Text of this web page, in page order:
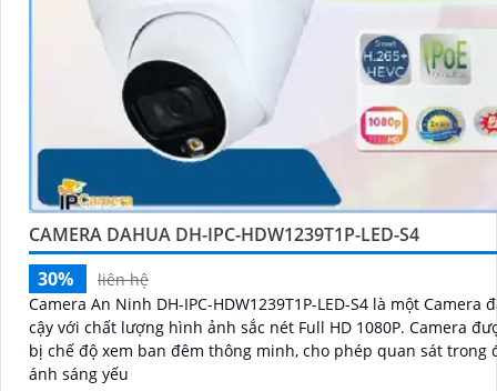
CAMERA DAHUA DH-IPC-HDW1239T1P-LED-S4
30%
liên hệ
Camera An Ninh DH-IPC-HDW1239T1P-LED-S4 là một Camera
cậy với chất lượng hình ảnh sắc nét Full HD 1080P. Camera được trang
bị chế độ xem ban đêm thông minh, cho phép quan sát trong
ánh sáng yếu